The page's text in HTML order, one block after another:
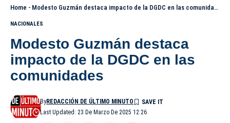
Home - Modesto Guzmán destaca impacto de la DGDC en las comunidades
NACIONALES
Modesto Guzmán destaca
impacto de la DGDC en las
comunidades
Last Updated: 23 De Marzo De 2025 12:26
ByREDACCIÓN DE ÚLTIMO MINUTO